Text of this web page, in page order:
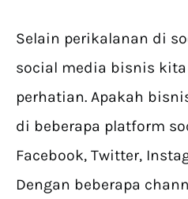
Selain perikalanan di
social media bisnis
perhatian. Apakah
di beberapa platform
Facebook, Twitter,
Dengan beberapa